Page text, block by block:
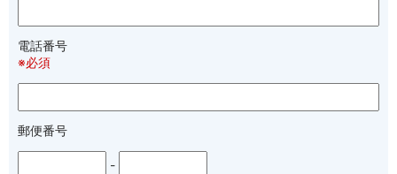
電話番号
※必須
郵便番号
-